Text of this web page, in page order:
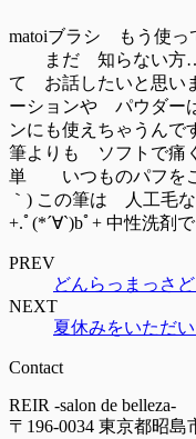
matoiブラシ もう使っ
まだ 知らない方
て お話したいと思
ーションや パウダー
ンにも使えちゃうん
筆よりも ソフトで痛
単 いつものパフをこ
｀) この筆は 人工毛
+.ﾟ(*´∀`)bﾟ+ 中性洗剤
PREV
どんらっまっさ
NEXT
夏休みをいただ
Contact
REIR -salon de belleza-
〒196-0034 東京都昭島